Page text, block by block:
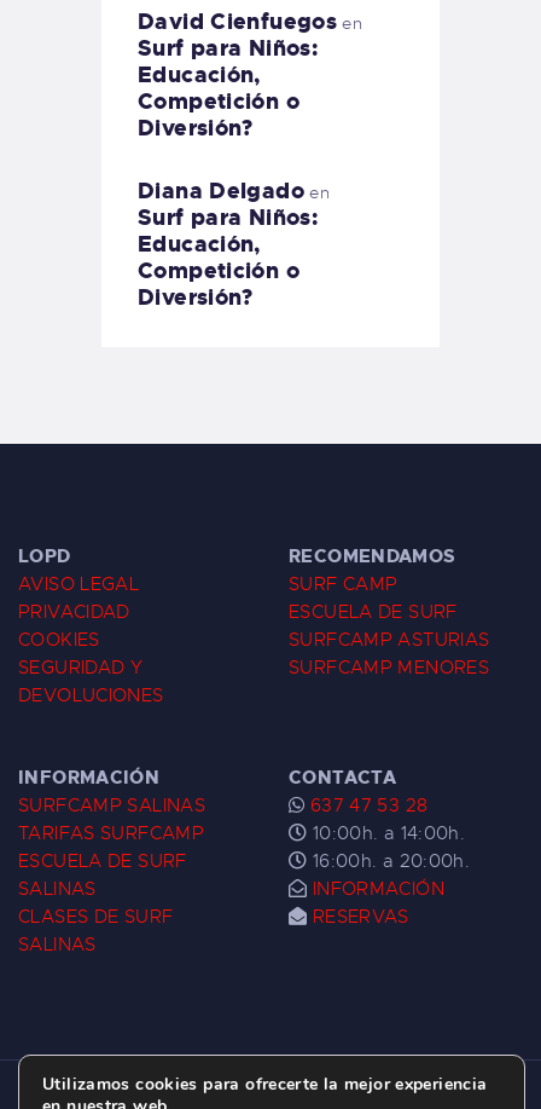
David Cienfuegos en
Surf para Niños:
Educación,
Competición o
Diversión?
Diana Delgadoen
Surf para Niños:
Educación,
Competición o
Diversión?
LOPD
AVISO LEGAL
PRIVACIDAD
COOKIES
SEGURIDAD Y
DEVOLUCIONES
RECOMENDAMOS
SURF CAMP
ESCUELA DE SURF
SURFCAMP ASTURIAS
SURFCAMP MENORES
INFORMACIÓN
SURFCAMP SALINAS
TARIFAS SURFCAMP
ESCUELA DE SURF
SALINAS
CLASES DE SURF
SALINAS
CONTACTA
637 47 53 28
10:00h. a 14:00h.
16:00h. a 20:00h.
INFORMACIÓN
RESERVAS
ESCUELA DE SURF LAS DUNAS © 2026.
Utilizamos cookies para ofrecerte la mejor experiencia